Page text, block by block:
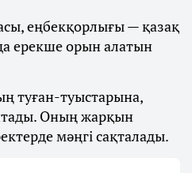
еңбекқорлығы — қазақ
ерекше орын алатын
туған-туыстарына,
Оның жарқын
мәңгі сақталады.